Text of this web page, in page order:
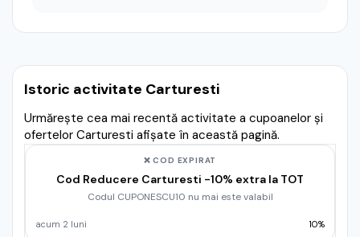
Istoric activitate Carturesti
Urmărește cea mai recentă activitate a cupoanelor și
ofertelor Carturesti afișate în această pagină.
❌ COD EXPIRAT
Cod Reducere Carturesti -10% extra la TOT
Codul CUPONESCU10 nu mai este valabil
acum 2 luni 10%